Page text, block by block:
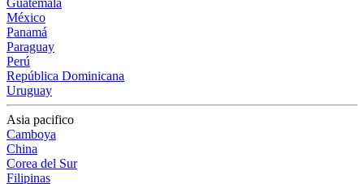
Guatemala
México
Panamá
Paraguay
Perú
República Dominicana
Uruguay
Asia pacifico
Camboya
China
Corea del Sur
Filipinas